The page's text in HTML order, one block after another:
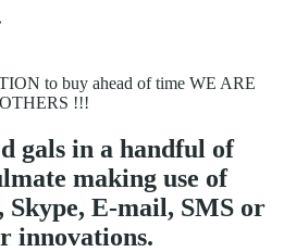
to buy ahead of time WE ARE
!!!
gals in a handful of
making use of
Skype, E-mail, SMS or
innovations.